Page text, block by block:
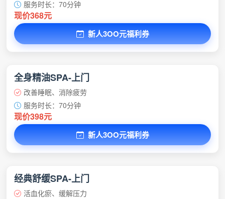
服务时长：70分钟
现价368元
新人3OO元福利券
全身精油SPA-上门
改善睡眠、消除疲劳
服务时长：70分钟
现价398元
新人3OO元福利券
经典舒缓SPA-上门
活血化瘀、缓解压力